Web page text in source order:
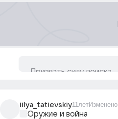
iilya_tatievskiy11летИзменено
Оружие и война